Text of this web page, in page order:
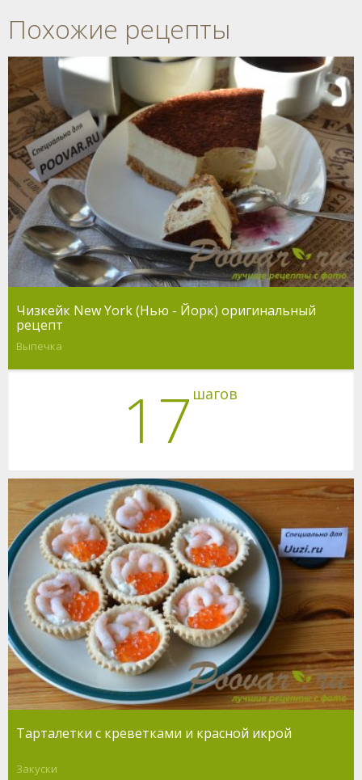
Похожие рецепты
Чизкейк New York (Нью - Йорк) оригинальный
рецепт
Выпечка
17 шагов
Тарталетки с креветками и красной икрой
Закуски